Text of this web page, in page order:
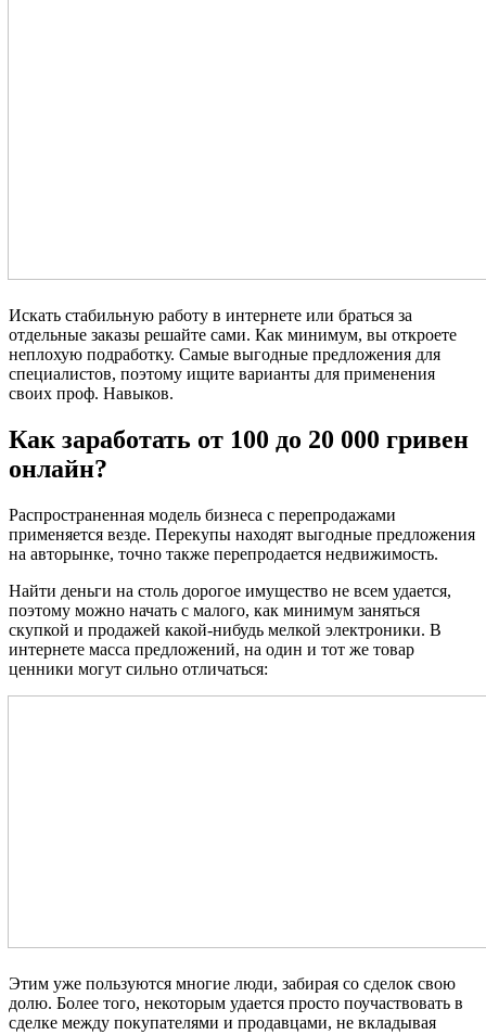
Искать стабильную работу в интернете или браться за
отдельные заказы решайте сами. Как минимум, вы откроете
неплохую подработку. Самые выгодные предложения для
специалистов, поэтому ищите варианты для применения
своих проф. Навыков.
Как заработать от 100 до 20 000 гривен
онлайн?
Распространенная модель бизнеса с перепродажами
применяется везде. Перекупы находят выгодные предложения
на авторынке, точно также перепродается недвижимость.
Найти деньги на столь дорогое имущество не всем удается,
поэтому можно начать с малого, как минимум заняться
скупкой и продажей какой-нибудь мелкой электроники. В
интернете масса предложений, на один и тот же товар
ценники могут сильно отличаться:
Этим уже пользуются многие люди, забирая со сделок свою
долю. Более того, некоторым удается просто поучаствовать в
сделке между покупателями и продавцами, не вкладывая